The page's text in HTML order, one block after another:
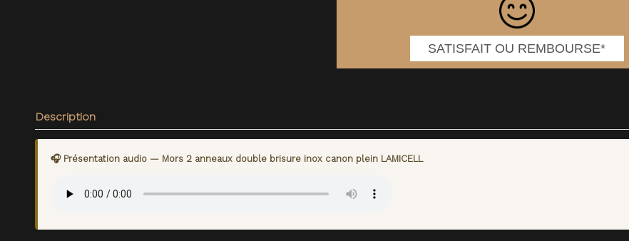
SATISFAIT OU REMBOURSE*
Description
🎧 Présentation audio — Mors 2 anneaux double brisure inox canon plein LAMICELL